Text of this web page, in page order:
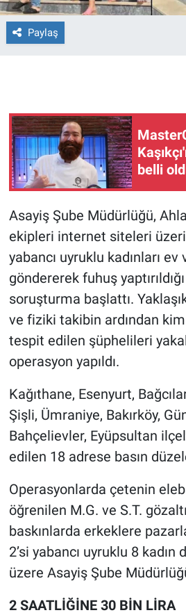
Paylaş
belli
Asayiş Şube Müdürlüğü,
ekipleri internet siteleri
yabancı uyruklu kadınları
göndererek fuhuş
soruşturma başlattı.
ve fiziki takibin ardından
tespit edilen şüphelileri
operasyon yapıldı.
Kağıthane, Esenyurt,
Şişli, Ümraniye, Bakırköy,
Bahçelievler, Eyüpsultan
edilen 18 adrese basın
Operasyonlarda çetenin
öğrenilen M.G. ve S.T.
baskınlarda erkeklere
2’si yabancı uyruklu 8
üzere Asayiş Şube
2 SAATLİĞİNE 30 BİN LİRA
Gün Başlıyor
Gündem Özel
Günün görüntüsü
Haber
İlan
Kimdir
Koronavirüs
Kültür Sanat
Ne demişti
Nedir
Popüler
Sağlık
Spor
Teknoloji